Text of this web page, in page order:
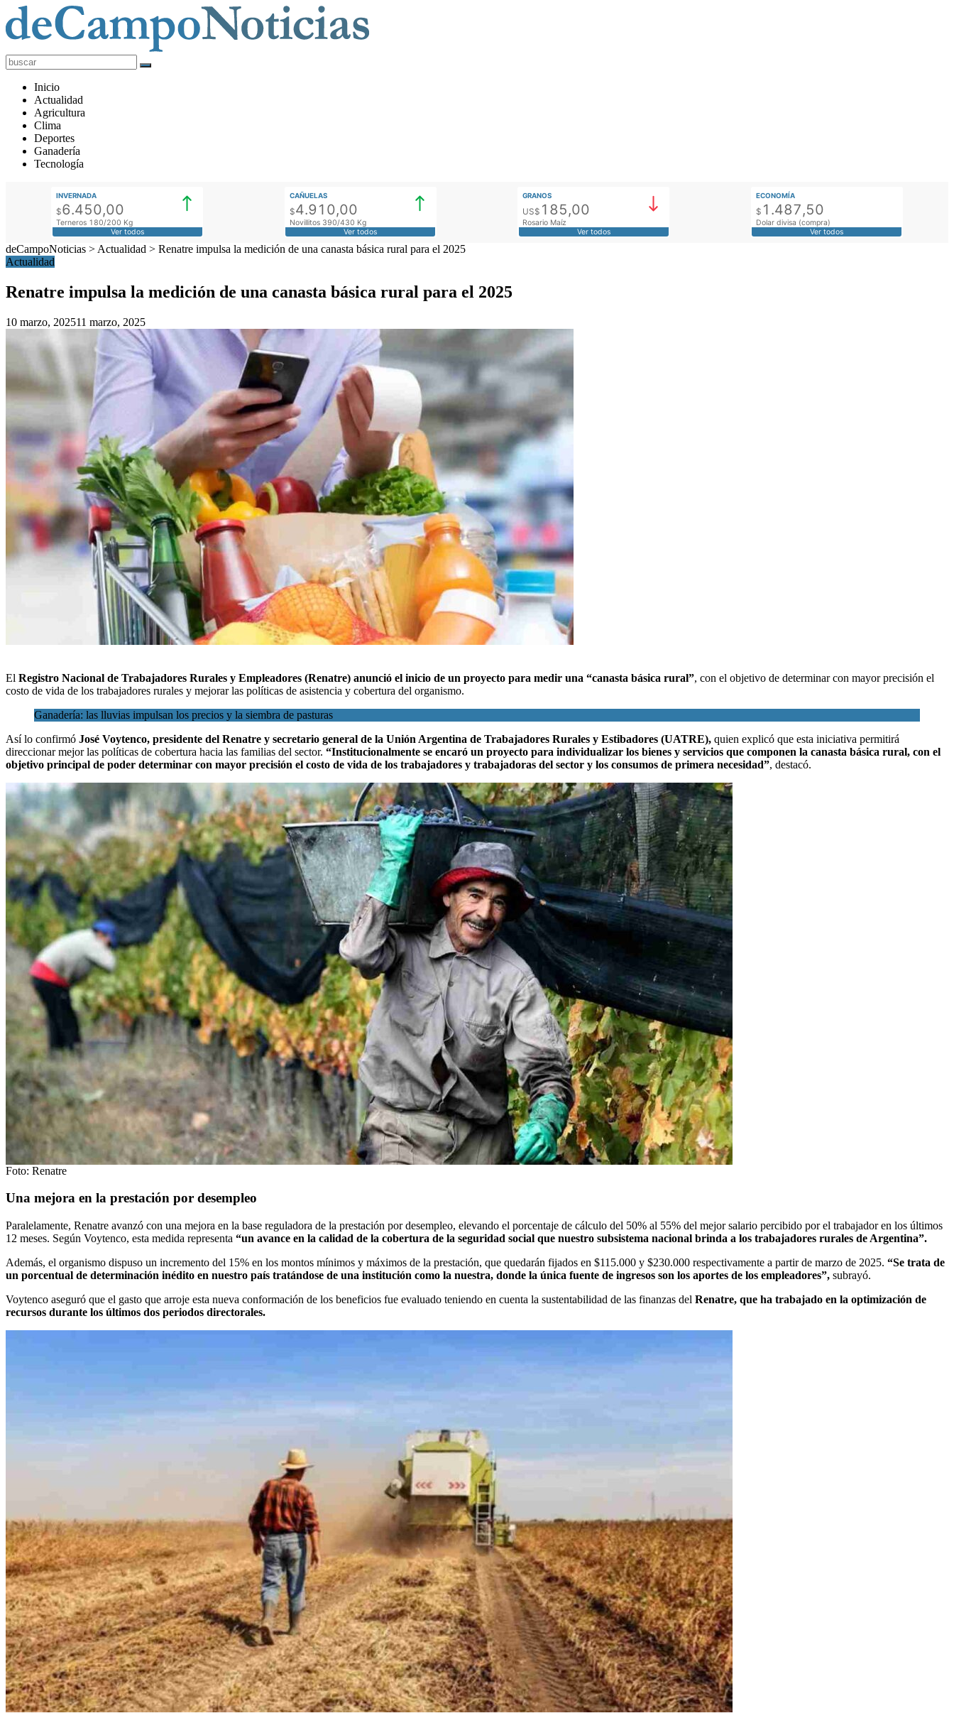
deCampoNoticias
Actualidad
Agropecuaria
Inicio
Actualidad
Agricultura
Clima
Deportes
Ganadería
Tecnología
INVERNADA
$6.450,00
Terneros 180/200 Kg
Ver todos
CAÑUELAS
$4.910,00
Novillitos 390/430 Kg
Ver todos
GRANOS
US$ 185,00
Rosario Maíz
Ver todos
ECONOMÍA
$ 1.487,50
Dolar divisa (compra)
Ver todos
deCampoNoticias > Actualidad > Renatre impulsa la medición de una canasta básica rural para el 2025
Actualidad
Renatre impulsa la medición de una canasta básica rural para el 2025
10 marzo, 202511 marzo, 2025
El Registro Nacional de Trabajadores Rurales y Empleadores (Renatre) anunció el inicio de un proyecto para medir una “canasta básica rural”, con el objetivo de determinar con mayor precisión el
costo de vida de los trabajadores rurales y mejorar las políticas de asistencia y cobertura del organismo.
Ganadería: las lluvias impulsan los precios y la siembra de pasturas
Así lo confirmó José Voytenco, presidente del Renatre y secretario general de la Unión Argentina de Trabajadores Rurales y Estibadores (UATRE), quien explicó que esta iniciativa permitirá
direccionar mejor las políticas de cobertura hacia las familias del sector. “Institucionalmente se encaró un proyecto para individualizar los bienes y servicios que componen la canasta básica rural, con el
objetivo principal de poder determinar con mayor precisión el costo de vida de los trabajadores y trabajadoras del sector y los consumos de primera necesidad”, destacó.
Foto: Renatre
Una mejora en la prestación por desempleo
Paralelamente, Renatre avanzó con una mejora en la base reguladora de la prestación por desempleo, elevando el porcentaje de cálculo del 50% al 55% del mejor salario percibido por el trabajador en los últimos
12 meses. Según Voytenco, esta medida representa “un avance en la calidad de la cobertura de la seguridad social que nuestro subsistema nacional brinda a los trabajadores rurales de Argentina”.
Además, el organismo dispuso un incremento del 15% en los montos mínimos y máximos de la prestación, que quedarán fijados en $115.000 y $230.000 respectivamente a partir de marzo de 2025. “Se trata de
un porcentual de determinación inédito en nuestro país tratándose de una institución como la nuestra, donde la única fuente de ingresos son los aportes de los empleadores”, subrayó.
Voytenco aseguró que el gasto que arroje esta nueva conformación de los beneficios fue evaluado teniendo en cuenta la sustentabilidad de las finanzas del Renatre, que ha trabajado en la optimización de
recursos durante los últimos dos periodos directorales.